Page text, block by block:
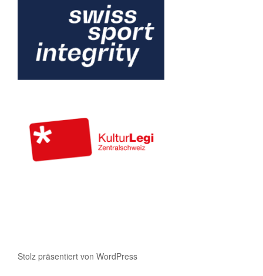
Stolz präsentiert von WordPress